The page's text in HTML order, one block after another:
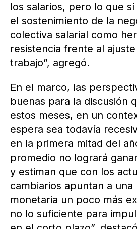
los salarios, pero lo que
el sostenimiento de la
colectiva salarial como
resistencia frente al
trabajo”, agregó.
En el marco, las
buenas para la discusión
estos meses, en un
espera sea todavía
en la primera mitad del
promedio no logrará
y estiman que con los
cambiarios apuntan a una
monetaria un poco más
no lo suficiente para